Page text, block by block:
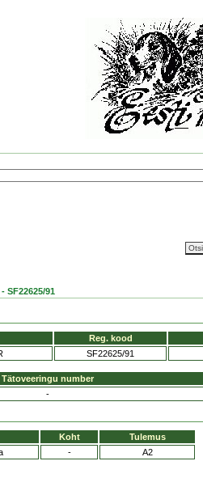
SF22625/91
Reg. kood
SF22625/91
Tätoveeringu number
-
Koht
Tulemus
- A2